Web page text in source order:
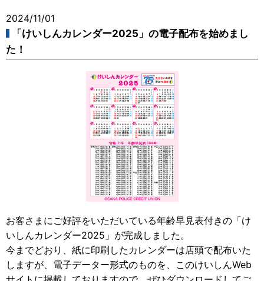
2024/11/01
「けいしんカレンダー2025」の電子配布を始めまし
た！
お客さまにご好評をいただいている年齢早見表付きの「け
いしんカレンダー2025」が完成しました。
今までどおり、紙に印刷したカレンダーは店頭で配布いた
しますが、電子データー形式のものを、このけいしんWeb